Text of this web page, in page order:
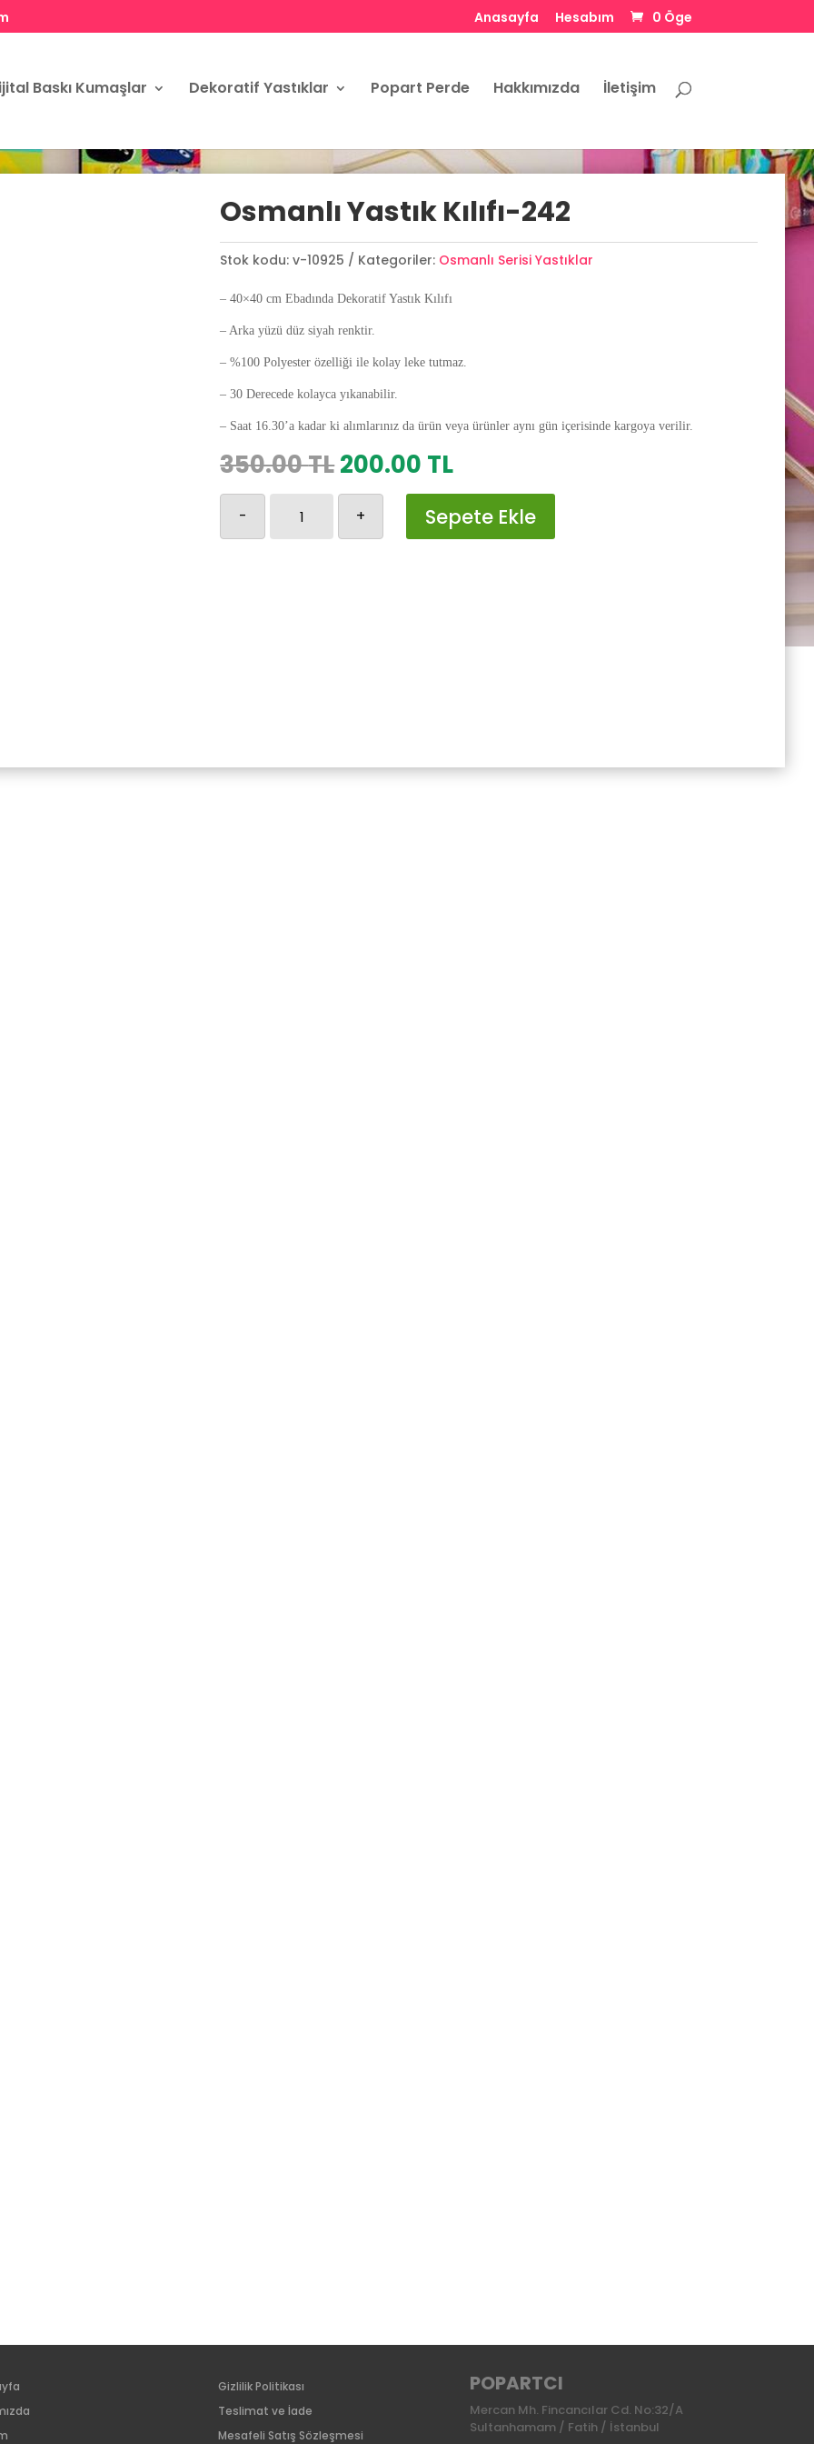
Anasayfa Hesabım 0 Öge
Baskı Kumaşlar Dekoratif Yastıklar Popart Perde Hakkımızda İletişim
Osmanlı Yastık Kılıfı-242
Stok kodu: v-10925 Kategoriler: Osmanlı Serisi Yastıklar
– 40×40 cm Ebadında Dekoratif Yastık Kılıfı
– Arka yüzü düz siyah renktir.
– %100 Polyester özelliği ile kolay leke tutmaz.
– 30 Derecede kolayca yıkanabilir.
– Saat 16.30’a kadar ki alımlarınız da ürün veya ürünler aynı gün içerisinde kargoya verilir.
350.00TLOrijinal
fiyat:
350.00 TL.
200.00 TLŞu
andaki
fiyat:
200.00 TL.
- + Sepete Ekle
Gizlilik Politikası
Teslimat ve İade
Mesafeli Satış Sözleşmesi
POPARTCI
Mercan Mh. Fincancılar Cd. No:32/A
Sultanhamam / Fatih / İstanbul